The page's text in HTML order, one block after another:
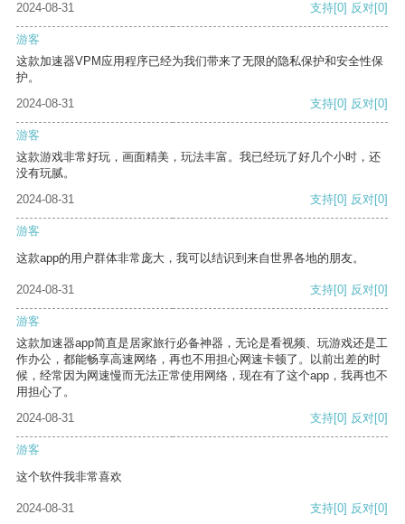
2024-08-31
支持[0] 反对[0]
游客
这款加速器VPM应用程序已经为我们带来了无限的隐私保护和安全性保
护。
2024-08-31
支持[0] 反对[0]
游客
这款游戏非常好玩，画面精美，玩法丰富。我已经玩了好几个小时，还
没有玩腻。
2024-08-31
支持[0] 反对[0]
游客
这款app的用户群体非常庞大，我可以结识到来自世界各地的朋友。
2024-08-31 支持[0] 反对[0]
游客
这款加速器app简直是居家旅行必备神器，无论是看视频、玩游戏还是工
作办公，都能畅享高速网络，再也不用担心网速卡顿了。以前出差的时
候，经常因为网速慢而无法正常使用网络，现在有了这个app，我再也不
用担心了。
2024-08-31
支持[0] 反对[0]
游客
这个软件我非常喜欢
2024-08-31 支持[0] 反对[0]